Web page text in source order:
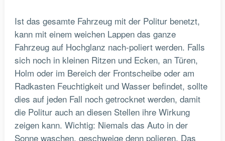
Ist das gesamte Fahrzeug mit der Politur benetzt,
kann mit einem weichen Lappen das ganze
Fahrzeug auf Hochglanz nach-poliert werden. Falls
sich noch in kleinen Ritzen und Ecken, an Türen,
Holm oder im Bereich der Frontscheibe oder am
Radkasten Feuchtigkeit und Wasser befindet, sollte
dies auf jeden Fall noch getrocknet werden, damit
die Politur auch an diesen Stellen ihre Wirkung
zeigen kann. Wichtig: Niemals das Auto in der
Sonne waschen, geschweige denn polieren. Das